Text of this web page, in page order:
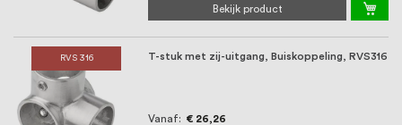
Bekijk product
RVS 316 T-stuk met zij-uitgang, Buiskoppeling, RVS316
Vanaf € 26,26